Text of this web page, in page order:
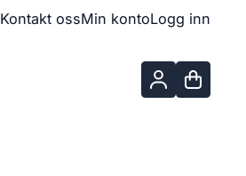
Kontakt ossMin kontoLogg inn